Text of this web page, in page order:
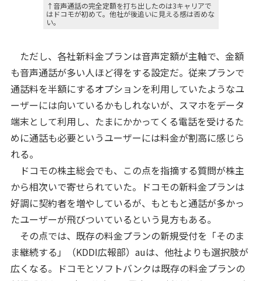
↑音声通話の完全定額を打ち出したのは3キャリアで
はドコモが初めて。他社が後追いに見える感は否めな
い。
ただし、各社新料金プランは音声定額が主軸で、金額
も音声通話が多い人ほど得をする設定だ。従来プランで
通話料を半額にするオプションを利用していたようなユ
ーザーには向いているかもしれないが、スマホをデータ
端末として利用し、たまにかかってくる電話を受けるた
めに通話も必要というユーザーには料金が割高に感じら
れる。
ドコモの株主総会でも、この点を指摘する質問が株主
から相次いで寄せられていた。ドコモの新料金プランは
好調に契約者を増やしているが、もともと通話が多かっ
たユーザーが飛びついているという見方もある。
その点では、既存の料金プランの新規受付を「そのま
ま継続する」（KDDI広報部）auは、他社よりも選択肢が
広くなる。ドコモとソフトバンクは既存の料金プランの